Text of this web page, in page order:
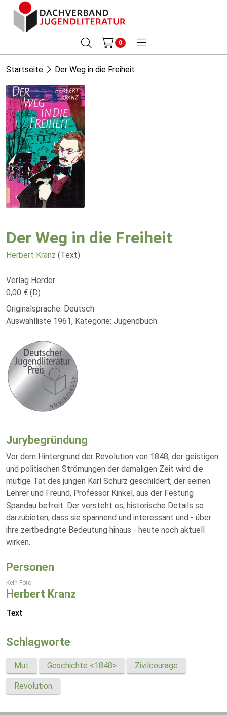
0
Startseite Der Weg in die Freiheit
Der Weg in die Freiheit
Herbert Kranz (Text)
Verlag Herder
0,00 € (D)
Originalsprache: Deutsch
Auswahlliste 1961, Kategorie: Jugendbuch
Jurybegründung
Vor dem Hintergrund der Revolution von 1848, der geistigen
und politischen Strömungen der damaligen Zeit wird die
mutige Tat des jungen Karl Schurz geschildert, der seinen
Lehrer und Freund, Professor Kinkel, aus der Festung
Spandau befreit. Der versteht es, historische Details so
darzubieten, dass sie spannend und interessant und - über
ihre zeitbedingte Bedeutung hinaus - heute noch aktuell
wirken.
Personen
Kein Foto
Herbert Kranz
Text
Schlagworte
Mut Geschichte <1848> Zivilcourage
Revolution